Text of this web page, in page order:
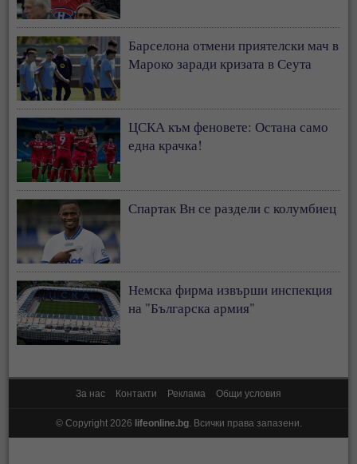
Барселона отмени приятелски мач в
Мароко заради кризата в Сеута
ЦСКА към феновете: Остана само
една крачка!
Спартак Вн се раздели с колумбиец
Немска фирма извърши инспекция
на "Българска армия"
За нас Контакти Реклама Общи условия
© Copyright 2026 lifeonline.bg. Всички права запазени.